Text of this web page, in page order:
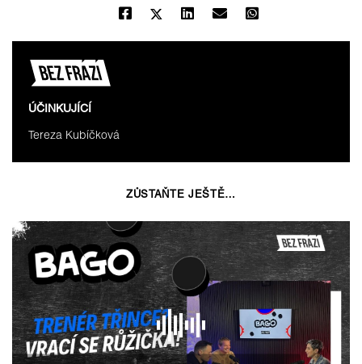
ÚČINKUJÍCÍ
Tereza Kubíčková
ZŮSTAŇTE JEŠTĚ…